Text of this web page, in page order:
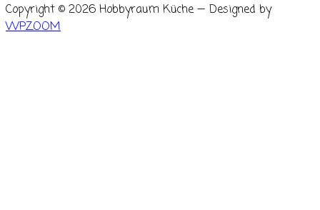
Copyright © 2026 Hobbyraum Küche — Designed by
WPZOOM